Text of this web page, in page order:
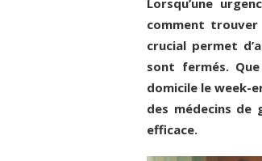
Lorsqu’une
comment
crucial permet
sont fermés.
domicile le week-
des médecins
efficace.